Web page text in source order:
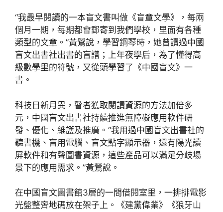
“我最早閱讀的一本盲文書叫做《盲童文學》，每兩
個月一期，每期都會郵寄到我們學校，里面有各種
類型的文章。”黃鶯說，學習鋼琴時，她曾讀過中國
盲文出書社出書的盲譜；上年夜學后，為了懂得高
級數學里的符號，又從頭學習了《中國盲文》一
書。
科技日新月異，瞽者獲取閱讀資源的方法加倍多
元，中國盲文出書社持續推進無障礙應用軟件研
發、優化、維護及推廣。“我用過中國盲文出書社的
聽書機、盲用電腦、盲文點字顯示器，還有陽光讀
屏軟件和有聲圖書資源，這些產品可以滿足分歧場
景下的應用需求。”黃鶯說。
在中國盲文圖書館3層的一間借閱室里，一排排電影
光盤整齊地碼放在架子上。《建黨偉業》《狼牙山